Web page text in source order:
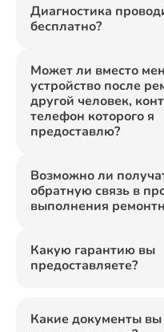
Диагностика
бесплатно?
Может ли вместо
устройство после
другой человек,
телефон которого я
предоставлю?
Возможно ли
обратную связь в
выполнения
Какую гарантию вы
предоставляете?
Какие документы вы